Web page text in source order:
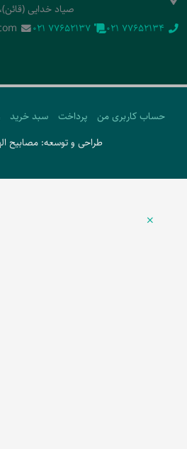
صیاد خدایی (قائن)،
‭021 77652134‬
‭021 77652137‬
حساب کاربری من پرداخت سبد خرید
طراحی و توسعه: مصابیح